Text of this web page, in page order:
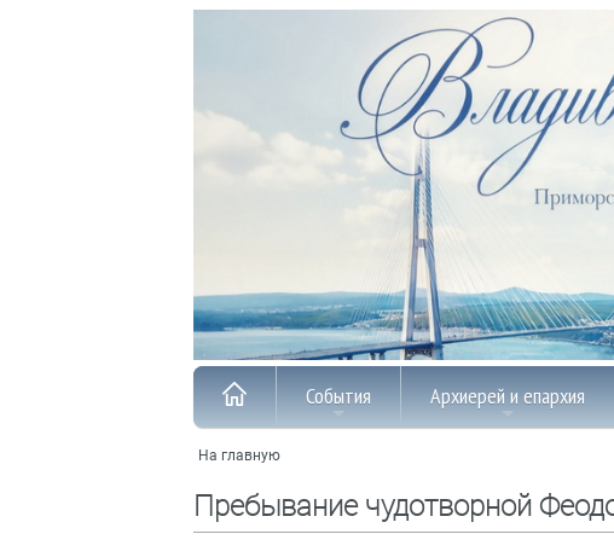
События Архиерей и епархия
На главную
Пребывание чудотворной